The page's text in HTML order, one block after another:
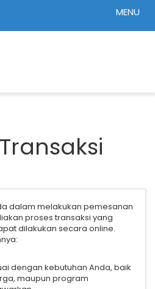
dalam melakukan pemesanan
proses transaksi yang
dilakukan secara online.
dengan kebutuhan Anda, baik
maupun program
MENU